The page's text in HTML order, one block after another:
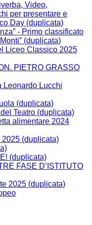
Video,
per presentare e
Day (duplicata)
- Primo classificato
(duplicata)
Liceo Classico 2025
PIETRO GRASSO
Leonardo Lucchi
(duplicata)
Teatro (duplicata)
alimentare 2024
(duplicata)
(duplicata)
FASE D’ISTITUTO
2025 (duplicata)